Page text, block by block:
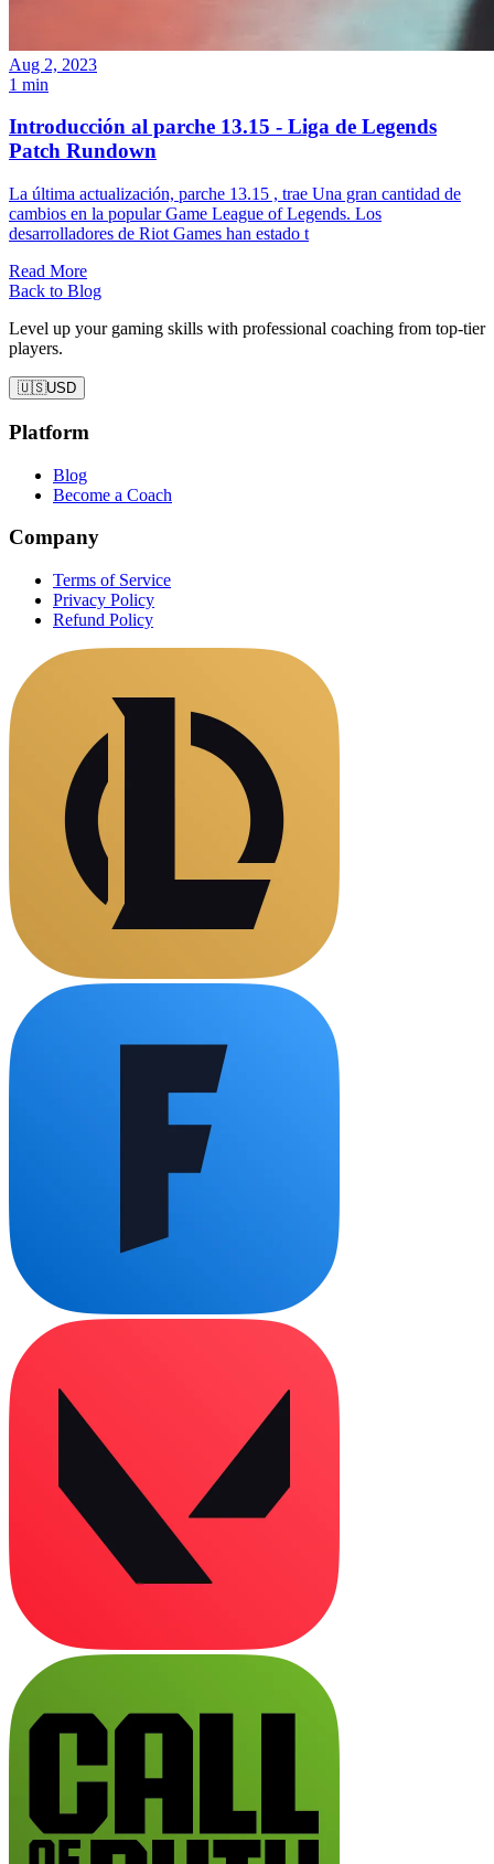
Aug 2, 2023
1 min
Introducción al parche 13.15 - Liga de Legends
Patch Rundown
La última actualización, parche 13.15 , trae Una gran cantidad de
cambios en la popular Game League of Legends. Los
desarrolladores de Riot Games han estado t
Read More
Back to Blog
Level up your gaming skills with professional coaching from top-tier
players.
🇺🇸USD
Platform
Blog
Become a Coach
Company
Terms of Service
Privacy Policy
Refund Policy